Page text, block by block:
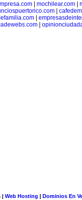
| mochilear.com|
|
|
| Web Hosting | Dominios En